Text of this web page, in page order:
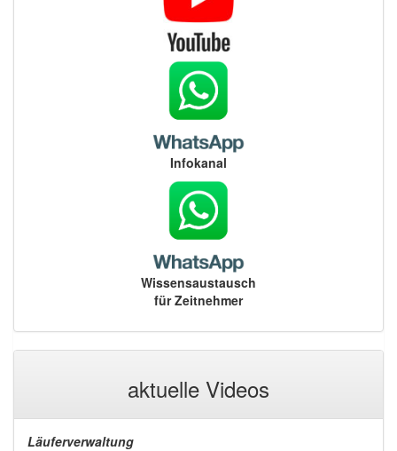
Infokanal
Wissensaustausch
für Zeitnehmer
aktuelle Videos
Läuferverwaltung